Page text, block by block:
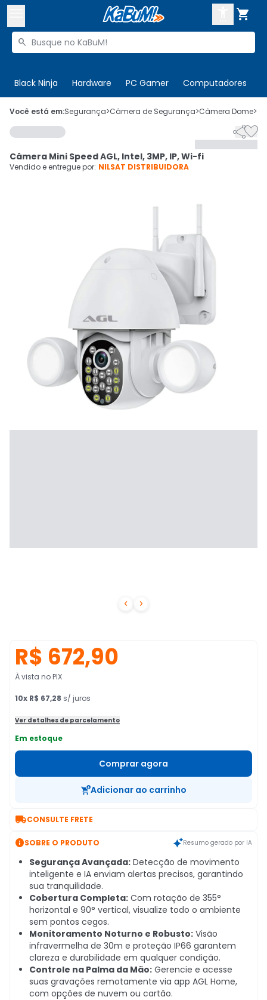

Buscar produtos

Black Ninja Hardware PC Gamer Computadores
 Olá. Acesse sua conta
 Departamentos
Cupons
CADASTRE-SE
Você está em:Segurança>Câmera de Segurança>Câmera Dome>
 

Câmera Mini Speed AGL, Intel, 3MP, IP, Wi-fi
Vendido e entregue por: NILSAT DISTRIBUIDORA
R$ 672,90
À vista no PIX
10x R$ 67,28 s/ juros
Ver detalhes de parcelamento
Em estoque
Comprar agora
Adicionar ao carrinho
CONSULTE FRETE
SOBRE O PRODUTO Resumo gerado por IA
Segurança Avançada: Detecção de movimento
inteligente e IA enviam alertas precisos, garantindo
sua tranquilidade.
Cobertura Completa: Com rotação de 355°
horizontal e 90° vertical, visualize todo o ambiente
sem pontos cegos.
Monitoramento Noturno e Robusto: Visão
infravermelha de 30m e proteção IP66 garantem
clareza e durabilidade em qualquer condição.
Controle na Palma da Mão: Gerencie e acesse
suas gravações remotamente via app AGL Home,
com opções de nuvem ou cartão.